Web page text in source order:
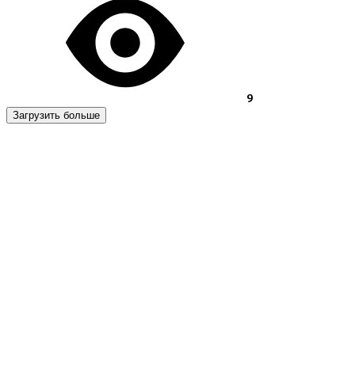
9
Загрузить больше